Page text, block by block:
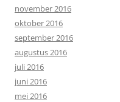
november 2016
oktober 2016
september 2016
augustus 2016
juli 2016
juni 2016
mei 2016